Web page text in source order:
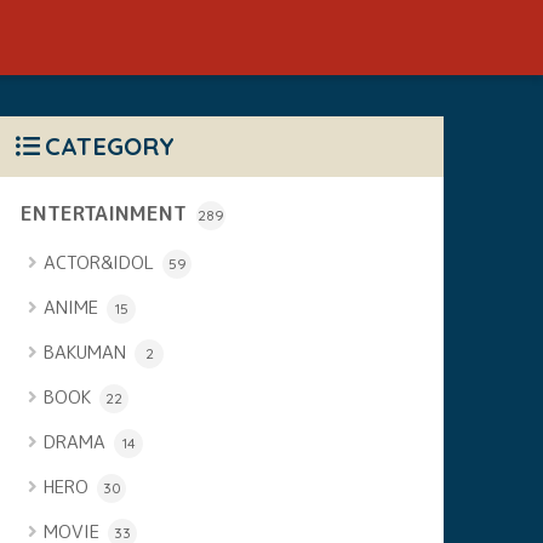
CATEGORY
ENTERTAINMENT 289
ACTOR&IDOL 59
ANIME 15
BAKUMAN 2
BOOK 22
DRAMA 14
HERO 30
MOVIE 33